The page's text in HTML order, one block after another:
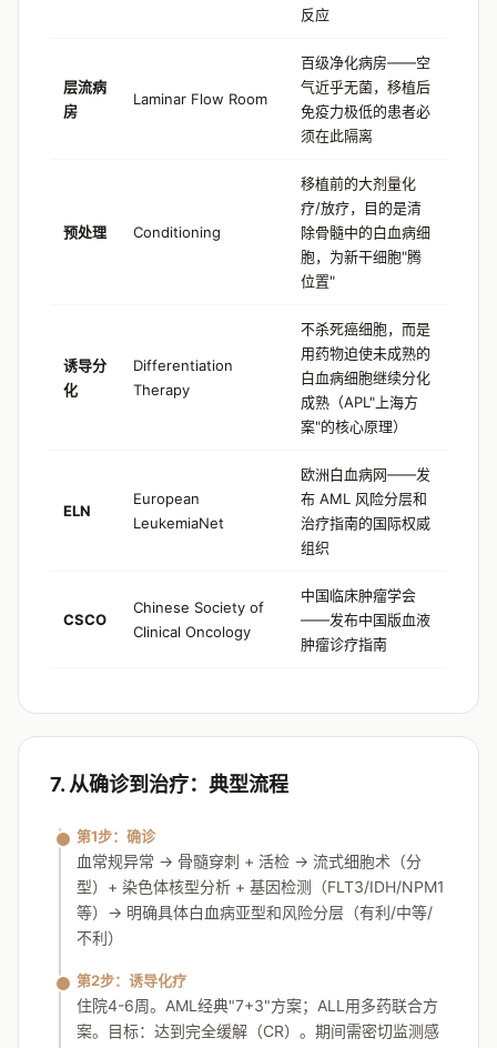
反应
层流病
房
Laminar Flow Room
百级净化病房——空
气近乎无菌，移植后
免疫力极低的患者必
须在此隔离
预处理 Conditioning
移植前的大剂量化
疗/放疗，目的是清
除骨髓中的白血病细
胞，为新干细胞"腾
位置"
诱导分
化
Differentiation
Therapy
不杀死癌细胞，而是
用药物迫使未成熟的
白血病细胞继续分化
成熟（APL"上海方
案"的核心原理）
ELN
European
LeukemiaNet
欧洲白血病网——发
布 AML 风险分层和
治疗指南的国际权威
组织
CSCO
Chinese Society of
Clinical Oncology
中国临床肿瘤学会
——发布中国版血液
肿瘤诊疗指南
7. 从确诊到治疗：典型流程
第1步：确诊
血常规异常 → 骨髓穿刺 + 活检 → 流式细胞术（分
型）+ 染色体核型分析 + 基因检测（FLT3/IDH/NPM1
等）→ 明确具体白血病亚型和风险分层（有利/中等/
不利）
第2步：诱导化疗
住院4-6周。AML经典"7+3"方案；ALL用多药联合方
案。目标：达到完全缓解（CR）。期间需密切监测感